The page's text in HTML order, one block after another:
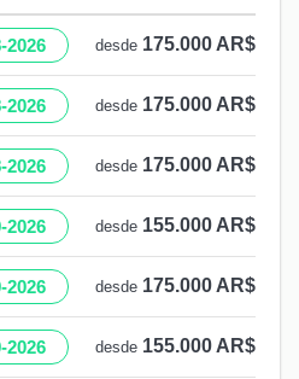
2026 desde 175.000 AR$
2026 desde 175.000 AR$
2026 desde 175.000 AR$
2026 desde 155.000 AR$
2026 desde 175.000 AR$
2026 desde 155.000 AR$